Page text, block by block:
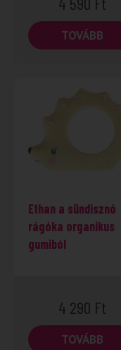
TOVÁBB
Ethan a sündisznó
rágóka organikus
gumiból
4 290 Ft
TOVÁBB